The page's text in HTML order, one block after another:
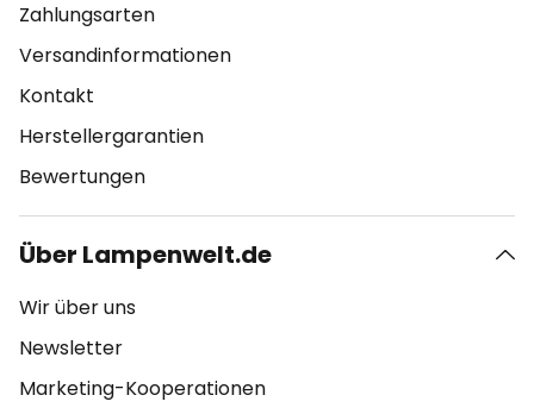
Zahlungsarten
Versandinformationen
Kontakt
Herstellergarantien
Bewertungen
Über Lampenwelt.de
Wir über uns
Newsletter
Marketing-Kooperationen